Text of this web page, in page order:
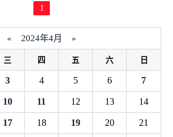
1
« 2024年4月 »
三 四 五 六 日
3 4 5 6 7
10 11 12 13 14
17 18 19 20 21